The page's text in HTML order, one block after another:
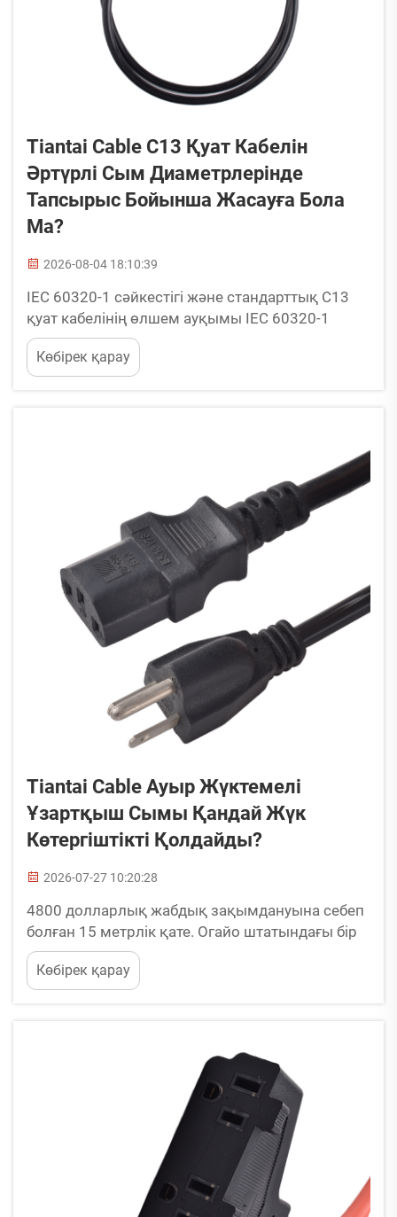
Tiantai Cable C13 Қуат Кабелін
Әртүрлі Сым Диаметрлерінде
Тапсырыс Бойынша Жасауға Бола
Ма?
2026-08-04 18:10:39
IEC 60320-1 сәйкестігі және стандарттық C13
қуат кабелінің өлшем ауқымы IEC 60320-1
стандарты C13 коннекторының физикалық
өлшемдерін және температура рангін 70 градус
Цельсийге дейін анықтайды, бірақ қажетті сым
Көбірек қарау
Tiantai Cable Ауыр Жүктемелі
Ұзартқыш Сымы Қандай Жүк
Көтергіштікті Қолдайды?
2026-07-27 10:20:28
4800 долларлық жабдық зақымдануына себеп
болған 15 метрлік қате. Огайо штатындағы бір
цех басшысы 15 амперлі стансалық
арақұрылыс құралын 30 метрлік 14 AWG
ұзартқыш сымына қосқан. Арақұрылыс
ұшыраған, сым жылынған, ...
Көбірек қарау